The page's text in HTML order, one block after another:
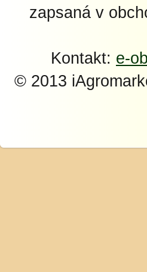
zapsaná v
Kontakt: e-
© 2013